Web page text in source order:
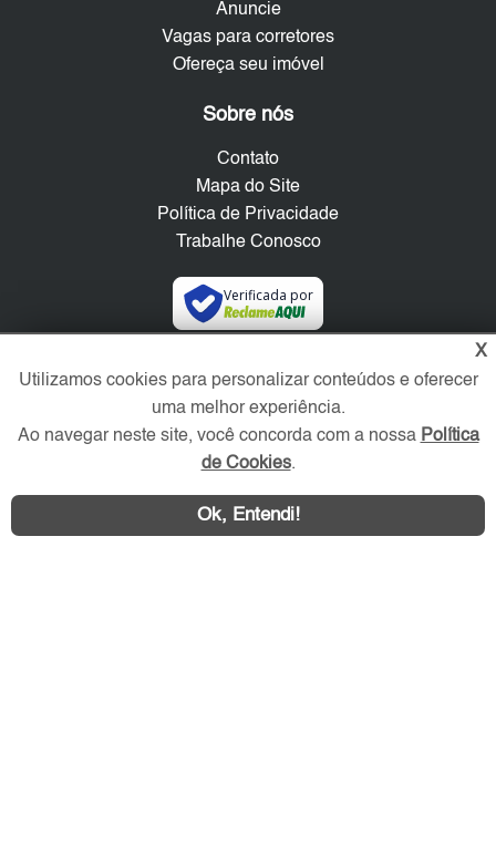
Anuncie
Vagas para corretores
Ofereça seu imóvel
Sobre nós
Contato
Mapa do Site
Política de Privacidade
Trabalhe Conosco
Verificada por
Redes Sociais
X
Utilizamos cookies para personalizar conteúdos e oferecer
uma melhor experiência.
Ao navegar neste site, você concorda com a nossa Política
de Cookies.
Ok, Entendi!